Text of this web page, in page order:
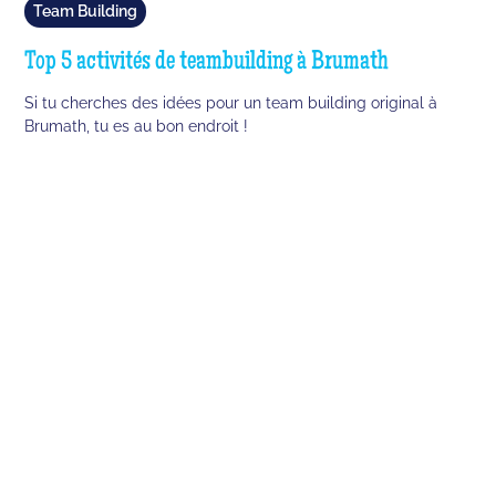
Team Building
Top 5 activités de teambuilding à Brumath
Si tu cherches des idées pour un team building original à
Brumath, tu es au bon endroit !